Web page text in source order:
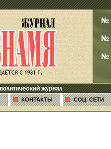
№
№
№
журнал
КОНТАКТЫ СОЦ. СЕТИ